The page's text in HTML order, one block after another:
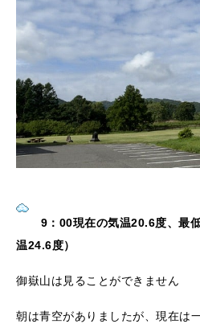
9：00現在の気温20.6度、最
温24.6度）
御嶽山は見ることができません
朝は青空がありましたが、現在は